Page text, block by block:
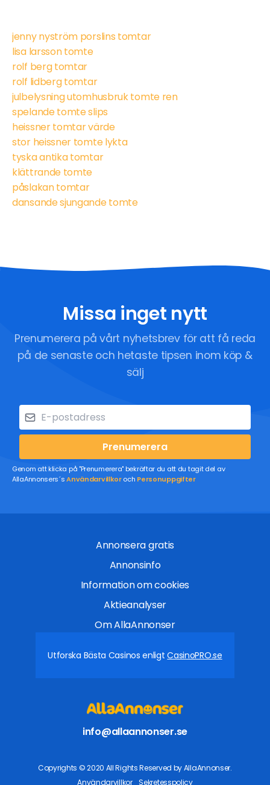
jenny nyström porslins tomtar
lisa larsson tomte
rolf berg tomtar
rolf lidberg tomtar
julbelysning utomhusbruk tomte ren
spelande tomte slips
heissner tomtar värde
stor heissner tomte lykta
tyska antika tomtar
klättrande tomte
påslakan tomtar
dansande sjungande tomte
Missa inget nytt
Prenumerera på vårt nyhetsbrev för att få reda
på de senaste och hetaste tipsen inom köp &
sälj
Prenumerera
Genom att klicka på "Prenumerera" bekräftar du att du tagit del av
AllaAnnonsers´sAnvändarvillkoroch Personuppgifter
Annonsera gratis
Annonsinfo
Information om cookies
Aktieanalyser
Om AllaAnnonser
Utforska Bästa Casinos enligtCasinoPRO.se
info@allaannonser.se
Copyrights © 2020 All Rights Reserved by AllaAnnonser.
Användarvillkor
Sekretesspolicy